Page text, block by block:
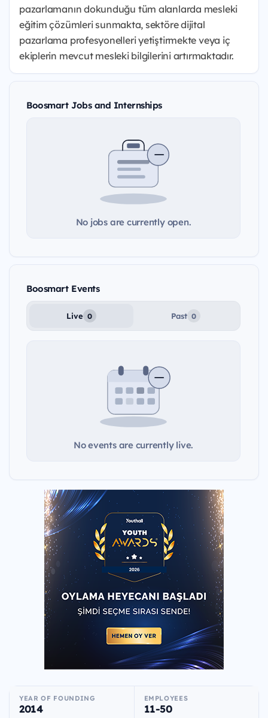
pazarlamanın dokunduğu tüm alanlarda mesleki
eğitim çözümleri sunmakta, sektöre dijital
pazarlama profesyonelleri yetiştirmekte veya iç
ekiplerin mevcut mesleki bilgilerini artırmaktadır.
Boosmart Jobs and Internships
No jobs are currently open.
Boosmart Events
Live 0 Past 0
No events are currently live.
YEAR OF FOUNDING
2014
EMPLOYEES
11-50